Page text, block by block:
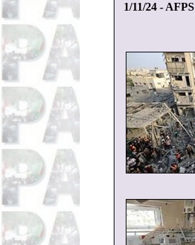
1/11/24 - AFPS